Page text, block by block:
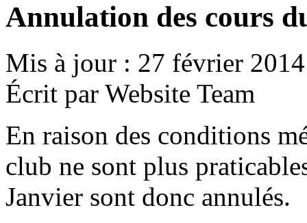
Annulation des cours
Mis à jour : 27 février 2014
Écrit par Website Team
En raison des conditions
club ne sont plus
Janvier sont donc annulés.